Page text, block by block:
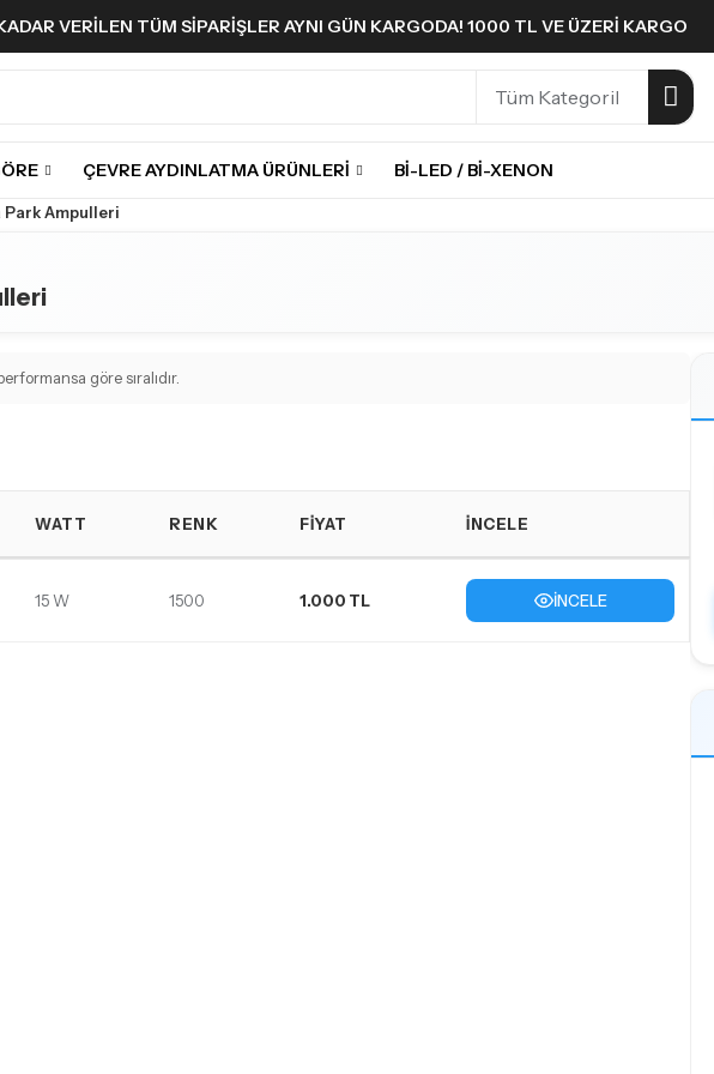
VERILEN TÜM SIPARIŞLER AYNI GÜN KARGODA! 1000 TL VE ÜZERI KARGO
ÇEVRE AYDINLATMA ÜRÜNLERI BI-LED / BI-XENON
Park Ampulleri
göre sıralıdır.
WATT RENK FIYAT İNCELE
15 W 1500 1.000 TL İNCELE